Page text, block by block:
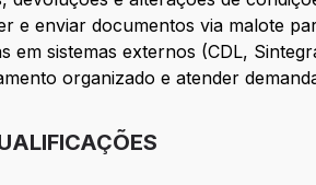
e enviar documentos via malote
em sistemas externos (CDL,
organizado e atender